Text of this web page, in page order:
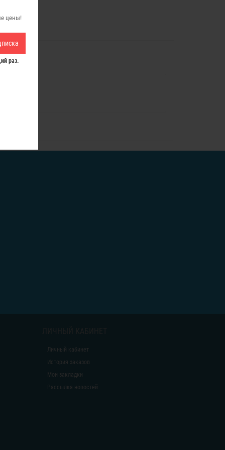
цены!
раз.
Личный кабинет
История заказов
Мои закладки
Рассылка новостей